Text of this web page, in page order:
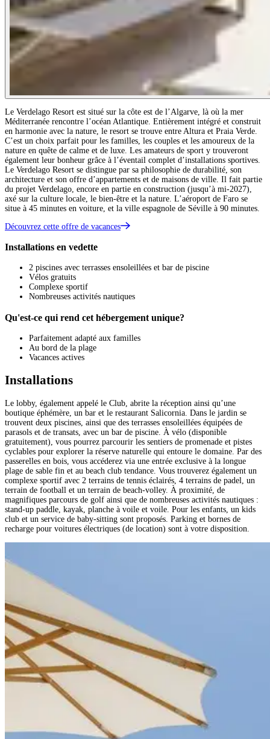
Le Verdelago Resort est situé sur la côte est de l’Algarve, là où la mer
Méditerranée rencontre l’océan Atlantique. Entièrement intégré et construit
en harmonie avec la nature, le resort se trouve entre Altura et Praia Verde.
C’est un choix parfait pour les familles, les couples et les amoureux de la
nature en quête de calme et de luxe. Les amateurs de sport y trouveront
également leur bonheur grâce à l’éventail complet d’installations sportives.
Le Verdelago Resort se distingue par sa philosophie de durabilité, son
architecture et son offre d’appartements et de maisons de ville. Il fait partie
du projet Verdelago, encore en partie en construction (jusqu’à mi-2027),
axé sur la culture locale, le bien-être et la nature. L’aéroport de Faro se
situe à 45 minutes en voiture, et la ville espagnole de Séville à 90 minutes.
Découvrez cette offre de vacances
Installations en vedette
2 piscines avec terrasses ensoleillées et bar de piscine
Vélos gratuits
Complexe sportif
Nombreuses activités nautiques
Qu'est-ce qui rend cet hébergement unique?
Parfaitement adapté aux familles
Au bord de la plage
Vacances actives
Installations
Le lobby, également appelé le Club, abrite la réception ainsi qu’une
boutique éphémère, un bar et le restaurant Salicornia. Dans le jardin se
trouvent deux piscines, ainsi que des terrasses ensoleillées équipées de
parasols et de transats, avec un bar de piscine. À vélo (disponible
gratuitement), vous pourrez parcourir les sentiers de promenade et pistes
cyclables pour explorer la réserve naturelle qui entoure le domaine. Par des
passerelles en bois, vous accéderez via une entrée exclusive à la longue
plage de sable fin et au beach club tendance. Vous trouverez également un
complexe sportif avec 2 terrains de tennis éclairés, 4 terrains de padel, un
terrain de football et un terrain de beach-volley. À proximité, de
magnifiques parcours de golf ainsi que de nombreuses activités nautiques :
stand-up paddle, kayak, planche à voile et voile. Pour les enfants, un kids
club et un service de baby-sitting sont proposés. Parking et bornes de
recharge pour voitures électriques (de location) sont à votre disposition.